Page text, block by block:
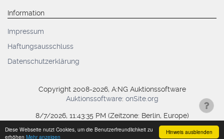
Hinweis ausblenden
Diese Webseite nutzt Cookies, um die Benutzerfreundlichkeit zu
erhöhen Mehr anzeigen
Information
Impressum
Haftungsausschluss
Datenschutzerklärung
Copyright 2008-2026, A:NG Auktionssoftware
Auktionssoftware: onSite.org
8/7/2026, 11:43:36 PM (Zeitzone: Berlin, Europe)